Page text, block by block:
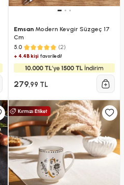
EmsanModern Kevgir Süzgeç 17
Cm
5.0 (2)
+ 4.4B kişifavoriledi!
279,99 TL